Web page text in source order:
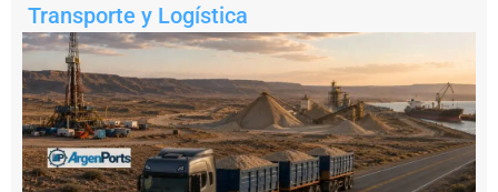
q
u
e
s
y
s
u
p
e
Transporte y Logística